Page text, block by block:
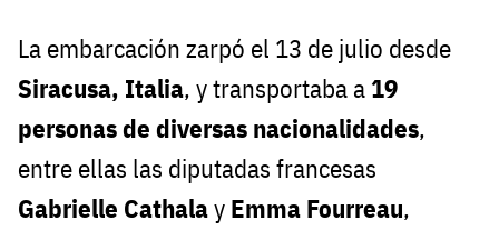
La embarcación zarpó el 13 de julio desde
Siracusa, Italia, y transportaba a 19
personas de diversas nacionalidades,
entre ellas las diputadas francesas
Gabrielle Cathalay Emma Fourreau,